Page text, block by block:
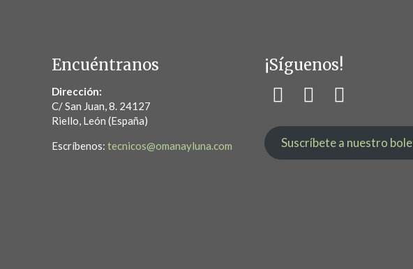
Encuéntranos
Dirección:
C/ San Juan, 8. 24127
Riello, León (España)
Escríbenos: tecnicos@omanayluna.com
¡Síguenos!
Suscríbete a nuestro